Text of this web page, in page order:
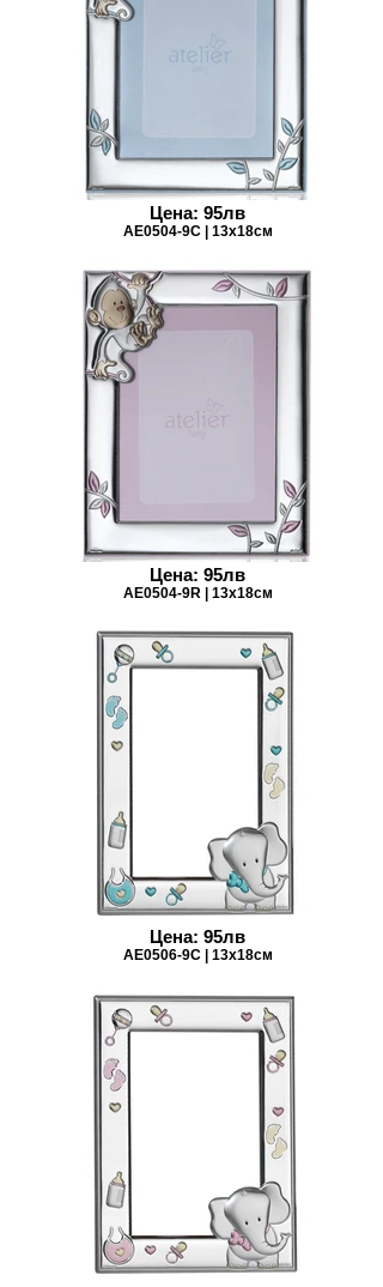
Цена: 95лв
AE0504-9C | 13х18см
Цена: 95лв
AE0504-9R | 13х18см
Цена: 95лв
AE0506-9C | 13х18см